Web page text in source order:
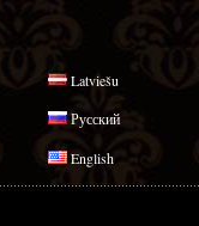
Latviešu
Русский
English